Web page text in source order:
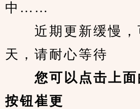
中……
近期更新缓慢，
天，请耐心等待
您可以点击上面
按钮崔更